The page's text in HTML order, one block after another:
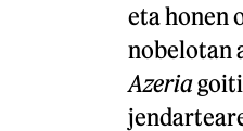
eta honen
nobelotan
Azeria